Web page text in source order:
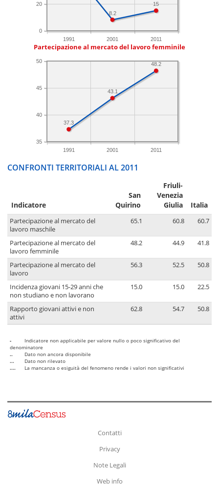
1991 2001 2011
0
20
15
8.2
Partecipazione al mercato del lavoro femminile
1991 2001 2011
35
40
45
50
48.2
43.1
37.3
CONFRONTI TERRITORIALI AL 2011
Indicatore
San
Quirino
Friuli-
Venezia
Giulia
Italia
Partecipazione al mercato del
lavoro maschile
65.1 60.8 60.7
Partecipazione al mercato del
lavoro femminile
48.2 44.9 41.8
Partecipazione al mercato del
lavoro
56.3 52.5 50.8
Incidenza giovani 15-29 anni che
non studiano e non lavorano
15.0 15.0 22.5
Rapporto giovani attivi e non
attivi
62.8 54.7 50.8
-
Indicatore non applicabile per valore nullo o poco significativo del
denominatore
..
Dato non ancora disponibile
...
Dato non rilevato
....
La mancanza o esiguità del fenomeno rende i valori non significativi
Contatti
Privacy
Note Legali
Web info